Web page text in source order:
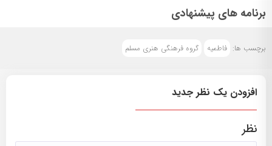
– سیدمحمدکاظم ابطحی
– امیر شهرابی
برنامه های پیشنهادی
برچسب ها: فاطمیه گروه فرهنگی هنری مسلم
افزودن یک نظر جدید
نظر